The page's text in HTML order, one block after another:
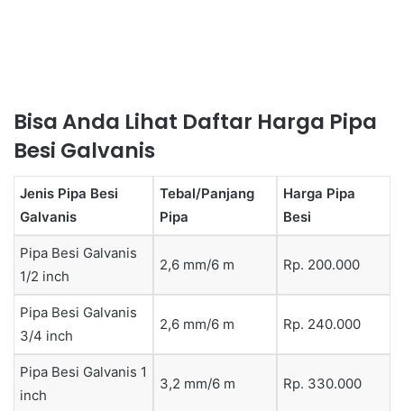
Bisa Anda Lihat Daftar Harga Pipa
Besi Galvanis
Jenis Pipa Besi
Galvanis
Tebal/Panjang
Pipa
Harga Pipa
Besi
Pipa Besi Galvanis
1/2 inch
2,6 mm/6 m Rp. 200.000
Pipa Besi Galvanis
3/4 inch
2,6 mm/6 m Rp. 240.000
Pipa Besi Galvanis 1
inch
3,2 mm/6 m Rp. 330.000